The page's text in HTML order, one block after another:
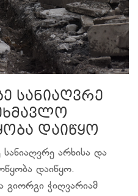
სანიაღვრე
დაიწყო
სანიაღვრე არხისა და
დაიწყო.
გიორგი ჭიღვარიამ